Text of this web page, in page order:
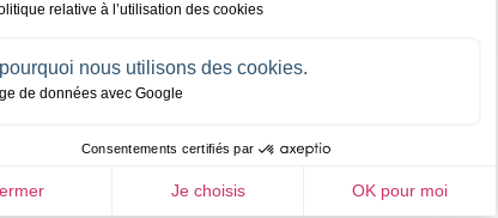
relative à l’utilisation des cookies
nous utilisons des cookies.
de données avec Google
Consentements certifiés par
Je choisis OK pour moi